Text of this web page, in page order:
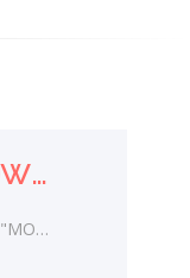
Praca...
Operator koparki / ładowarki teleskopowej
o.o.